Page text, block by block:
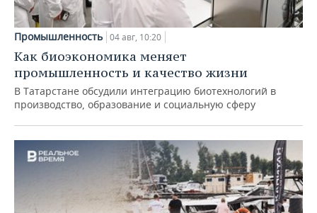
Промышленность 04 авг, 10:20
Как биоэкономика меняет
промышленность и качество жизни
В Татарстане обсудили интеграцию биотехнологий в
производство, образование и социальную сферу